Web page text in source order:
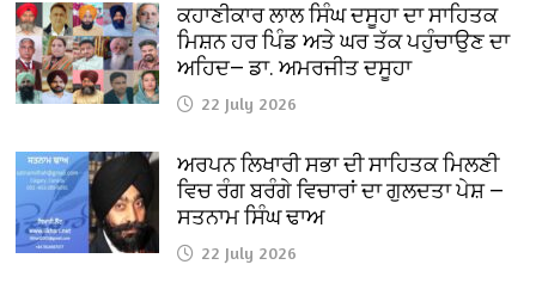
ਕਹਾਣੀਕਾਰ ਲਾਲ ਸਿੰਘ ਦਸੂਹਾ ਦਾ ਸਾਹਿਤਕ
ਮਿਸ਼ਨ ਹਰ ਪਿੰਡ ਅਤੇ ਘਰ ਤੱਕ ਪਹੁੰਚਾਉਣ ਦਾ
ਅਹਿਦ— ਡਾ. ਅਮਰਜੀਤ ਦਸੂਹਾ
22 July 2026
ਅਰਪਨ ਲਿਖਾਰੀ ਸਭਾ ਦੀ ਸਾਹਿਤਕ ਮਿਲਣੀ
ਵਿਚ ਰੰਗ ਬਰੰਗੇ ਵਿਚਾਰਾਂ ਦਾ ਗੁਲਦਤਾ ਪੇਸ਼ —
ਸਤਨਾਮ ਸਿੰਘ ਢਾਅ
22 July 2026